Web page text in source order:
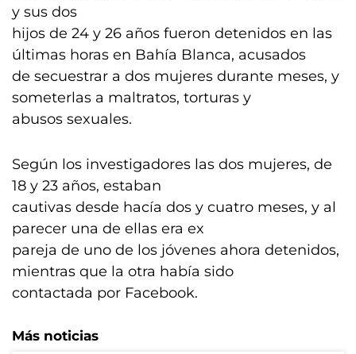
y sus dos
hijos de 24 y 26 años fueron detenidos en las
últimas horas en Bahía Blanca, acusados
de secuestrar a dos mujeres durante meses, y
someterlas a maltratos, torturas y
abusos sexuales.
Según los investigadores las dos mujeres, de
18 y 23 años, estaban
cautivas desde hacía dos y cuatro meses, y al
parecer una de ellas era ex
pareja de uno de los jóvenes ahora detenidos,
mientras que la otra había sido
contactada por Facebook.
Más noticias